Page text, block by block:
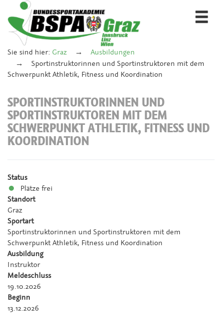
Sie sind hier: Graz
Ausbildungen
Sportinstruktorinnen und Sportinstruktoren mit dem
Schwerpunkt Athletik, Fitness und Koordination
SPORTINSTRUKTORINNEN UND
SPORTINSTRUKTOREN MIT DEM
SCHWERPUNKT ATHLETIK, FITNESS UND
KOORDINATION
Status
Plätze frei
Standort
Graz
Sportart
Sportinstruktorinnen und Sportinstruktoren mit dem
Schwerpunkt Athletik, Fitness und Koordination
Ausbildung
Instruktor
Meldeschluss
19.10.2026
Beginn
13.12.2026